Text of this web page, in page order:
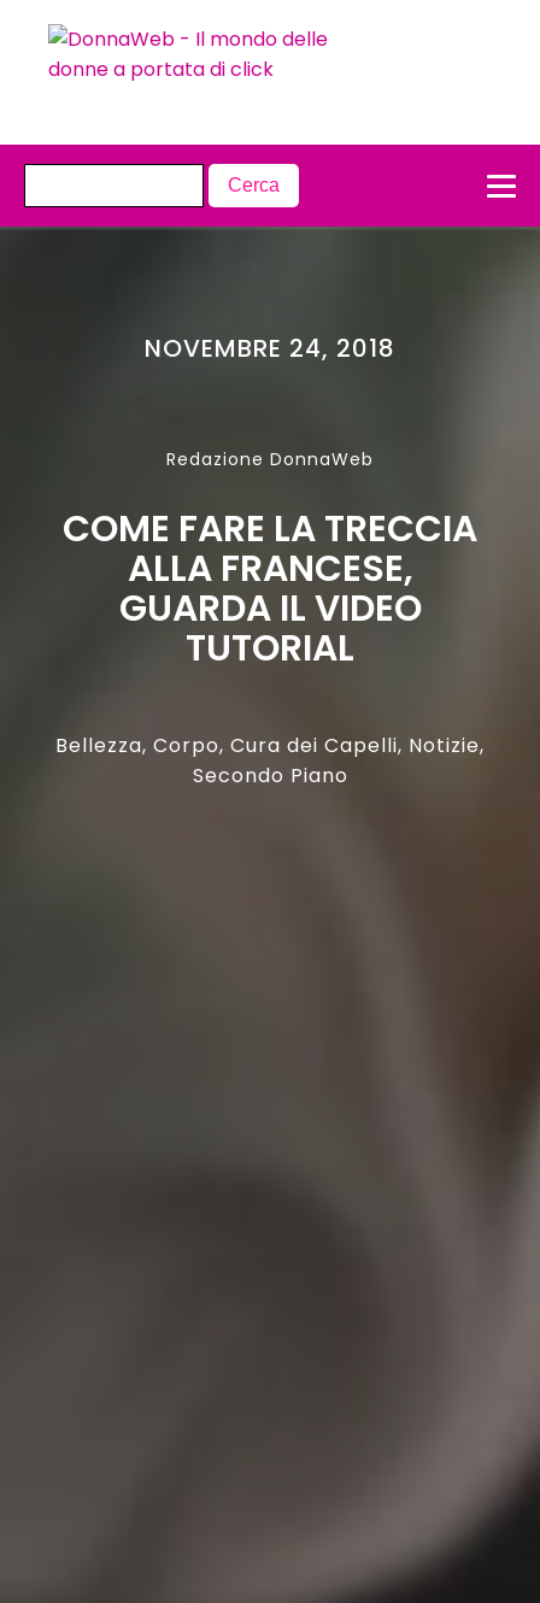
NOVEMBRE 24, 2018
Redazione DonnaWeb
COME FARE LA TRECCIA
ALLA FRANCESE,
GUARDA IL VIDEO
TUTORIAL
Bellezza, Corpo, Cura dei Capelli, Notizie,
Secondo Piano